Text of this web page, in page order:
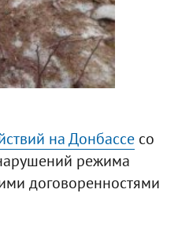
на Донбассесо
режима
договоренностями